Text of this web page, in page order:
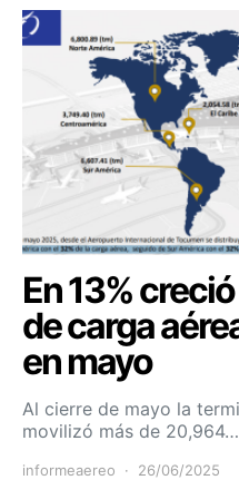
En 13%
de carga
en mayo
Al cierre de mayo la
movilizó más de 20,964…
informeaereo 26/06/2025